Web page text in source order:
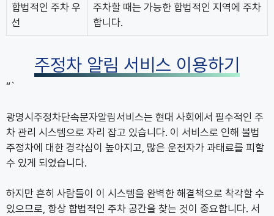
합법적인 주차 우
선
주차할 때는 가능한 합법적인 지역에 주차
합니다.
주정차 알림 서비스 이용하기
“`
광명시주정차단속문자알림서비스는 현대 사회에서 필수적인 주
차 관리 시스템으로 자리 잡고 있습니다. 이 서비스로 인해 불법
주정차에 대한 경각심이 높아지고, 많은 운전자가 과태료를 피할
수 있게 되었습니다.
하지만 흔히 사람들이 이 시스템을 완벽한 해결책으로 착각할 수
있으므로, 항상 합법적인 주차 공간을 찾는 것이 중요합니다. 서